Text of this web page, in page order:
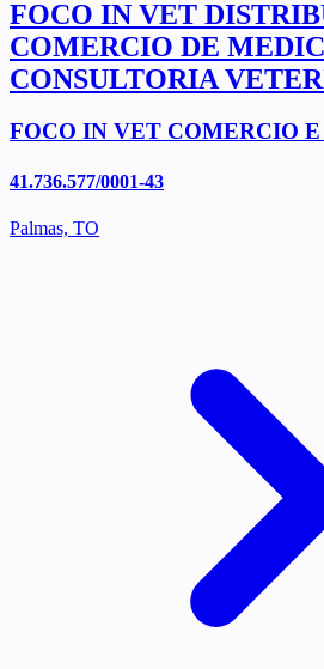
FOCO IN VET
COMERCIO DE
CONSULTORIA
FOCO IN VET COMERCIO E
41.736.577/0001-43
Palmas, TO